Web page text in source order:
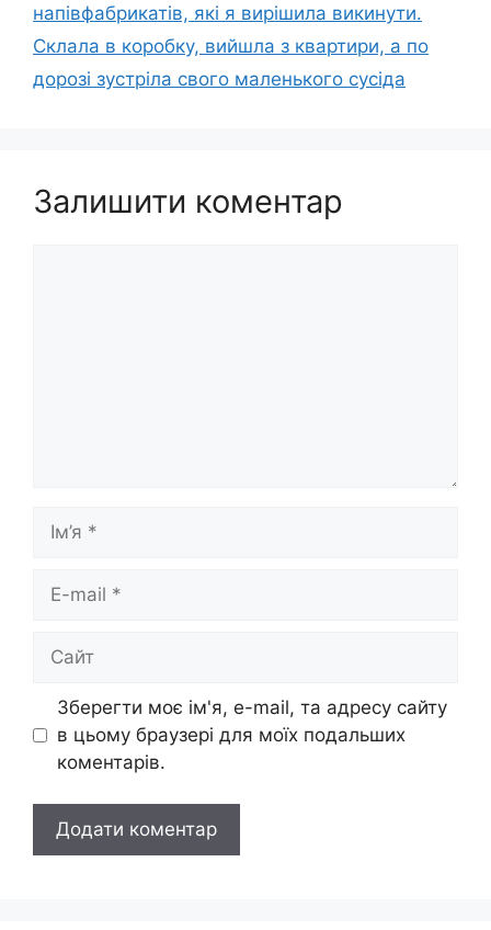
напівфабрикатів, які я вирішила викинути.
Склала в коробку, вийшла з квартири, а по
дорозі зустріла свого маленького сусіда
Залишити коментар
mail
Зберегти моє ім'я, e-mail, та адресу сайту
в цьому браузері для моїх подальших
коментарів.